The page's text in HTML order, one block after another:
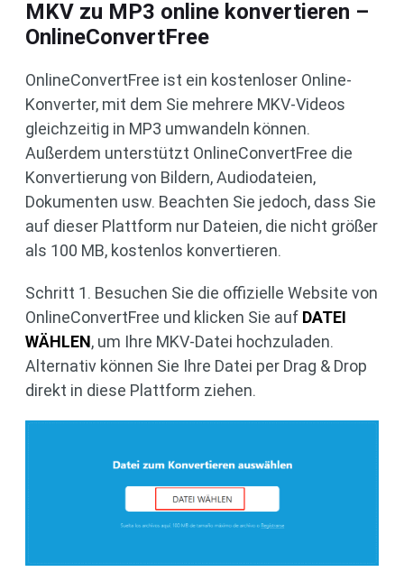
MKV zu MP3 online konvertieren –
OnlineConvertFree
OnlineConvertFree ist ein kostenloser Online-
Konverter, mit dem Sie mehrere MKV-Videos
gleichzeitig in MP3 umwandeln können.
Außerdem unterstützt OnlineConvertFree die
Konvertierung von Bildern, Audiodateien,
Dokumenten usw. Beachten Sie jedoch, dass Sie
auf dieser Plattform nur Dateien, die nicht größer
als 100 MB, kostenlos konvertieren.
Schritt 1. Besuchen Sie die offizielle Website von
OnlineConvertFree und klicken Sie auf DATEI
WÄHLEN, um Ihre MKV-Datei hochzuladen.
Alternativ können Sie Ihre Datei per Drag & Drop
direkt in diese Plattform ziehen.